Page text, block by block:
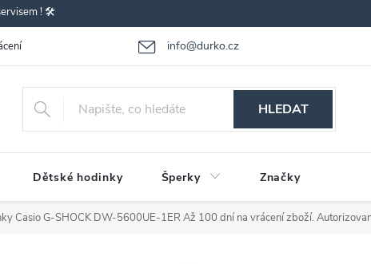
! 🛠️
info@durko.cz
- výměna zboží Reklamace zboží Obchodní podmínky
HLEDAT
Dětské hodinky Šperky Značky
Casio G-SHOCK DW-5600UE-1ER Až 100 dní na vrácení zboží.